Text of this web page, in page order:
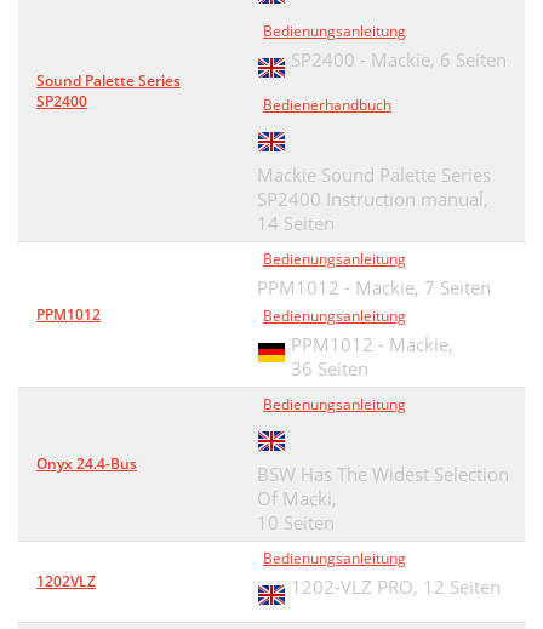
Sound Palette Series
SP2400
Bedienungsanleitung
SP2400 - Mackie, 6 Seiten
Bedienerhandbuch
Mackie Sound Palette Series
SP2400 Instruction manual,
14 Seiten
PPM1012
Bedienungsanleitung
PPM1012 - Mackie, 7 Seiten
Bedienungsanleitung
PPM1012 - Mackie,
36 Seiten
Onyx 24.4-Bus
Bedienungsanleitung
BSW Has The Widest Selection
Of Macki,
10 Seiten
1202VLZ
Bedienungsanleitung
1202-VLZ PRO, 12 Seiten